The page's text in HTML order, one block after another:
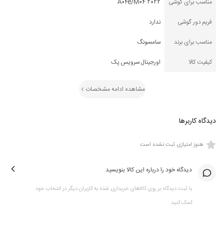
مناسب برای گوشی
A04e/M04 2022
فریم دور گوشی
ندارد
مناسب برای برند
سامسونگ
کیفیت کالا
اورجینال سرویس پک
مشاهده ادامه مشخصات
دیدگاه کاربرها
هنوز امتیازی ثبت نشده است
دیدگاه خود را درباره این کالا بنویسید
با ثبت دیدگاه بر روی کالاهای خریداری شده به کاربران دیگر در انتخاب خود
کمک کنید